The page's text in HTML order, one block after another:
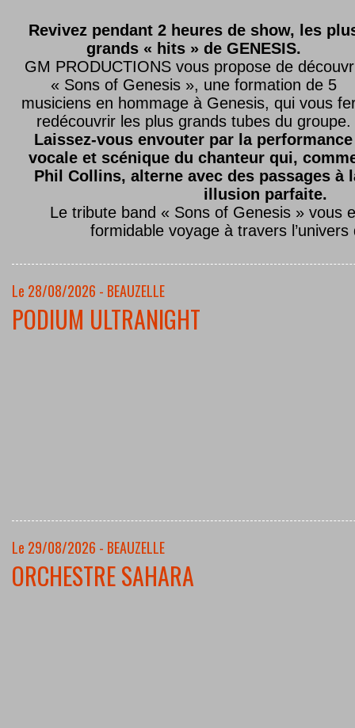
Revivez pendant 2 heures de show, les
grands « hits » de GENESIS.
GM PRODUCTIONS vous propose de
« Sons of Genesis », une formation de 5
musiciens en hommage à Genesis, qui vous
redécouvrir les plus grands tubes du groupe.
Laissez-vous envouter par la performance
vocale et scénique du chanteur qui,
Phil Collins, alterne avec des passages à
illusion parfaite.
Le tribute band « Sons of Genesis » vous
formidable voyage à travers l’univers
Le 28/08/2026 - BEAUZELLE
PODIUM ULTRANIGHT
Le 29/08/2026 - BEAUZELLE
ORCHESTRE SAHARA